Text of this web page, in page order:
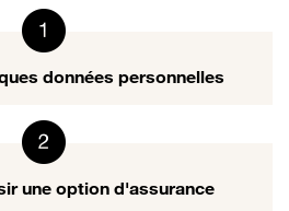
données personnelles
une option d'assurance